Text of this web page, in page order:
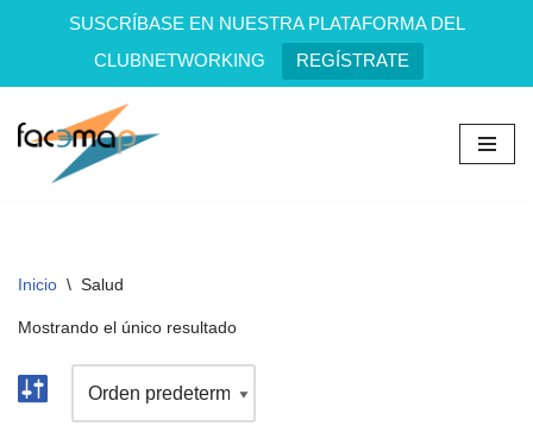
SUSCRÍBASE EN NUESTRA PLATAFORMA DEL
CLUBNETWORKING
REGÍSTRATE
Saltar
Inicio \ Salud
Mostrando el único resultado